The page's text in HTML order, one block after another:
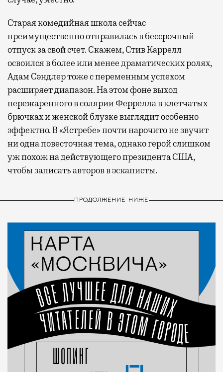
Старая комедийная школа сейчас
преимущественно отправилась в бессрочный
отпуск за свой счет. Скажем, Стив Каррелл
освоился в более или менее драматических ролях,
Адам Сэндлер тоже с переменным успехом
расширяет диапазон. На этом фоне выход
пережаренного в солярии Феррелла в клетчатых
брючках и женской блузке выглядит особенно
эффектно. В «Ястребе» почти нарочито не звучит
ни одна повесточная тема, однако герой слишком
уж похож на действующего президента США,
чтобы записать авторов в эскаписты.
ПРОДОЛЖЕНИЕ НИЖЕ